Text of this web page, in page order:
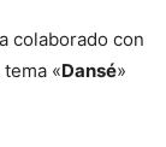
colaborado con
«Dansé»